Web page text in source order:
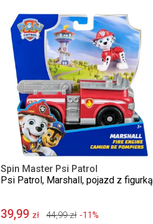
Spin Master Psi Patrol
Psi Patrol, Marshall, pojazd z figurką
39,99 zł 44,99 zł -11%